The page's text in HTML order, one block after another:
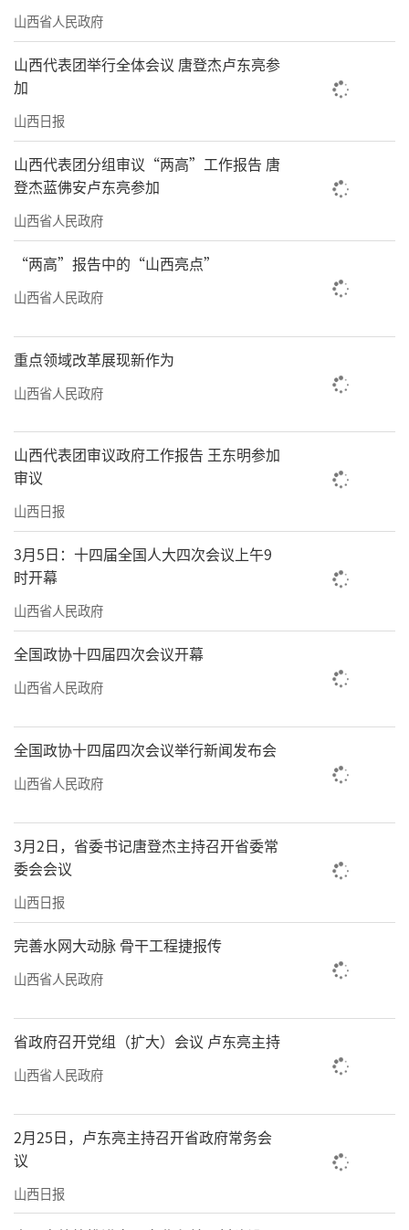
山西省人民政府
山西代表团举行全体会议 唐登杰卢东亮参
加
山西日报
山西代表团分组审议“两高”工作报告 唐
登杰蓝佛安卢东亮参加
山西省人民政府
“两高”报告中的“山西亮点”
山西省人民政府
重点领域改革展现新作为
山西省人民政府
山西代表团审议政府工作报告 王东明参加
审议
山西日报
3月5日：十四届全国人大四次会议上午9
时开幕
山西省人民政府
全国政协十四届四次会议开幕
山西省人民政府
全国政协十四届四次会议举行新闻发布会
山西省人民政府
3月2日，省委书记唐登杰主持召开省委常
委会会议
山西日报
完善水网大动脉 骨干工程捷报传
山西省人民政府
省政府召开党组（扩大）会议 卢东亮主持
山西省人民政府
2月25日，卢东亮主持召开省政府常务会
议
山西日报